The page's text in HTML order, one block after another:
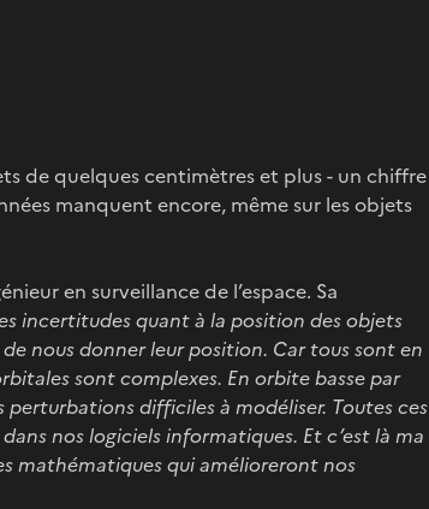
de quelques centimètres et plus - un chiffre
manquent encore, même sur les objets
en surveillance de l’espace. Sa
incertitudes quant à la position des objets
nous donner leur position. Car tous sont en
sont complexes. En orbite basse par
perturbations difficiles à modéliser. Toutes ces
nos logiciels informatiques. Et c’est là ma
mathématiques qui amélioreront nos